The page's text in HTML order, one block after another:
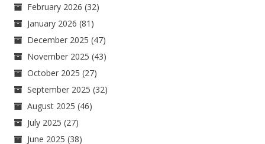
February 2026 (32)
January 2026 (81)
December 2025 (47)
November 2025 (43)
October 2025 (27)
September 2025 (32)
August 2025 (46)
July 2025 (27)
June 2025 (38)